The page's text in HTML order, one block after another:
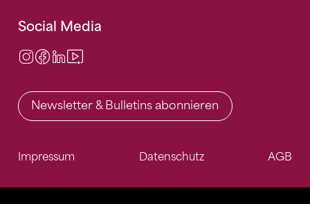
Social Media
Instagram
Facebook
LinkedIn
Newsletter & Bulletins abonnieren
Impressum Datenschutz AGB